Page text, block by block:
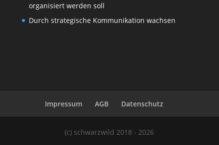
organisiert werden soll
Durch strategische Kommunikation wachsen
Impressum AGB Datenschutz
(c) schwarzwild 2018 - 2026